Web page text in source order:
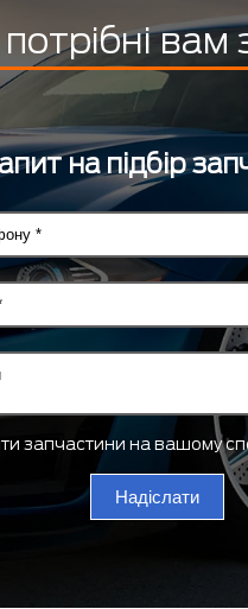
вам
на підбір
запчастини на вашому
Надіслати